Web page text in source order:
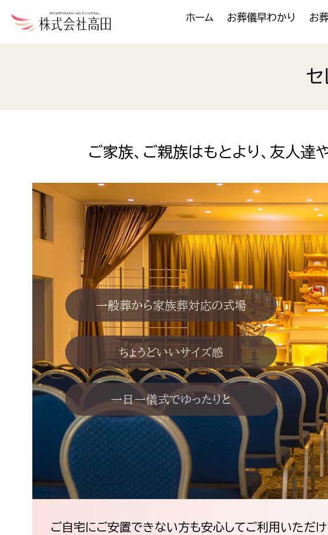
ホーム お葬儀早わかり お
ご家族、ご親族はもとより、友人
一般葬から家族葬対応の式場
ちょうどいいサイズ感
一日一儀式でゆったりと
ご自宅にご安置できない方も安心してご利用いただけ